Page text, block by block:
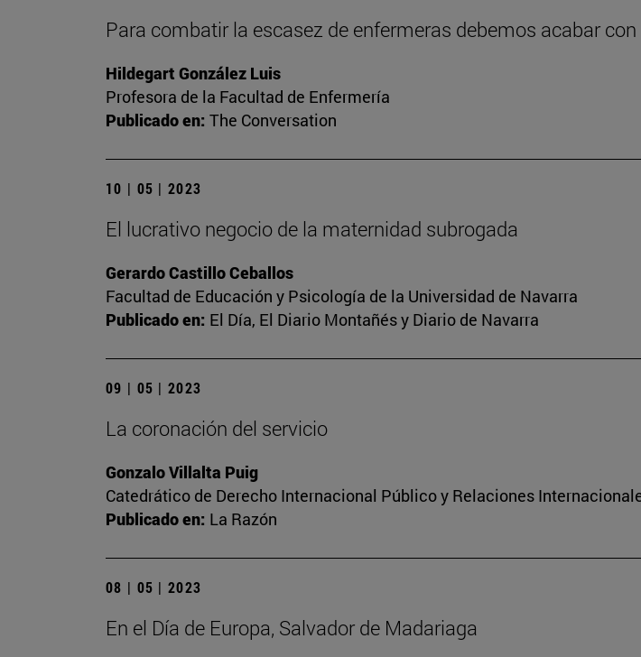
Para combatir la escasez de enfermeras debemos acabar
Hildegart González Luis
Profesora de la Facultad de Enfermería
Publicado en: The Conversation
10 | 05 | 2023
El lucrativo negocio de la maternidad subrogada
Gerardo Castillo Ceballos
Facultad de Educación y Psicología de la Universidad de Navarra
Publicado en: El Día, El Diario Montañés y Diario de Navarra
09 | 05 | 2023
La coronación del servicio
Gonzalo Villalta Puig
Catedrático de Derecho Internacional Público y Relaciones
Publicado en: La Razón
08 | 05 | 2023
En el Día de Europa, Salvador de Madariaga